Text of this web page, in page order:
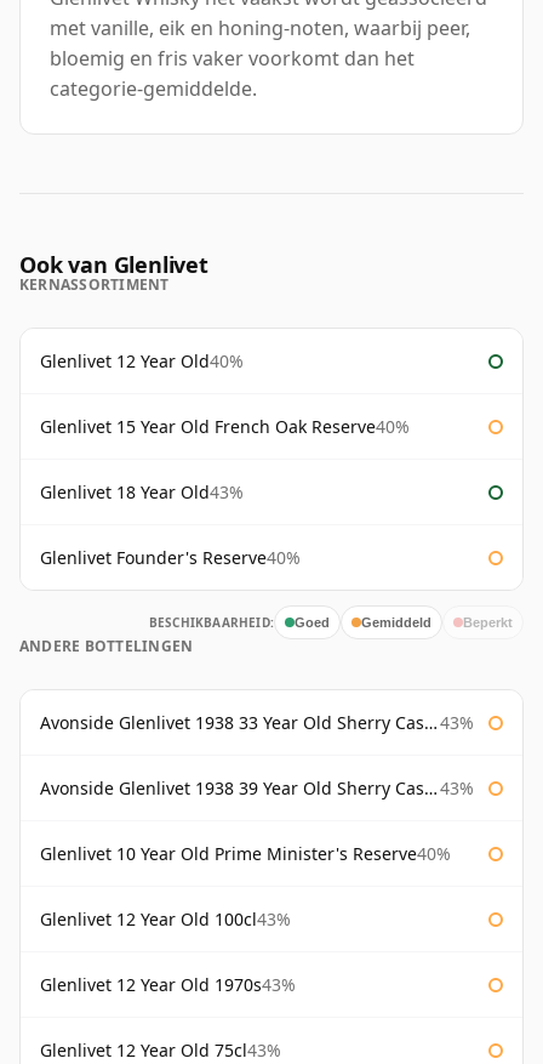
met vanille, eik en honing-noten, waarbij peer,
bloemig en fris vaker voorkomt dan het
categorie-gemiddelde.
Ook van Glenlivet
KERNASSORTIMENT
Glenlivet 12 Year Old40%
Glenlivet 15 Year Old French Oak Reserve40%
Glenlivet 18 Year Old43%
Glenlivet Founder's Reserve40%
BESCHIKBAARHEID: Goed Gemiddeld Beperkt
ANDERE BOTTELINGEN
Avonside Glenlivet 1938 33 Year Old Sherry Cask Gordon & Macphail 43%
Avonside Glenlivet 1938 39 Year Old Sherry Cask Gordon & Macphail 43%
Glenlivet 10 Year Old Prime Minister's Reserve40%
Glenlivet 12 Year Old 100cl43%
Glenlivet 12 Year Old 1970s43%
Glenlivet 12 Year Old 75cl43%